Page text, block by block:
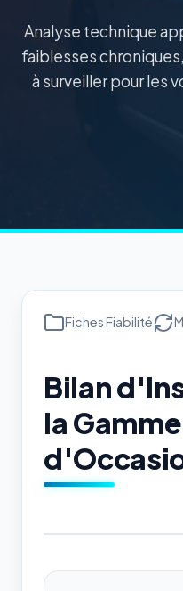
Analyse technique
faiblesses
à surveiller pour les
Fiches Fiabilité
Bilan
la